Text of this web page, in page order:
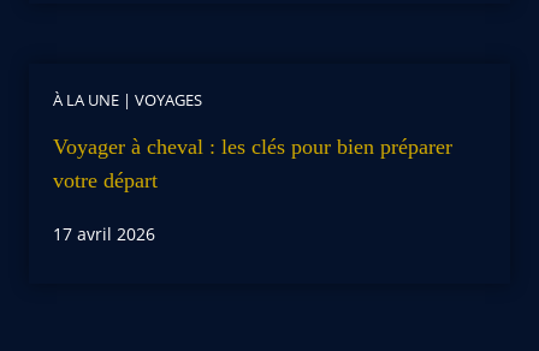
À LA UNE | VOYAGES
Voyager à cheval : les clés pour bien préparer
votre départ
17 avril 2026